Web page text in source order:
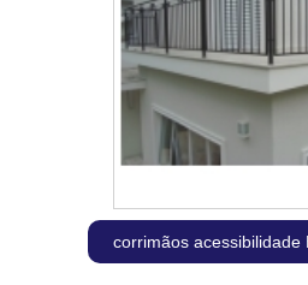
corrimãos acessibilidade